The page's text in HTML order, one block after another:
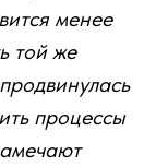
менее
той же
процессы